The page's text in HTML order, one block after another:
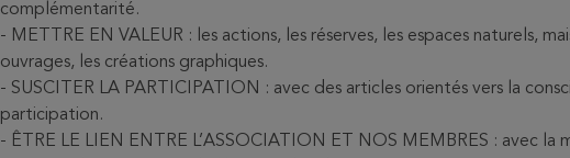
complémentarité.
- METTRE EN VALEUR : les actions, les réserves, les espaces naturels,
ouvrages, les créations graphiques.
- SUSCITER LA PARTICIPATION : avec des articles orientés vers la
participation.
- ÊTRE LE LIEN ENTRE L’ASSOCIATION ET NOS MEMBRES : avec la